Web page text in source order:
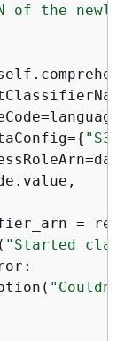
of the newly
{
=
"Started
"Couldn't